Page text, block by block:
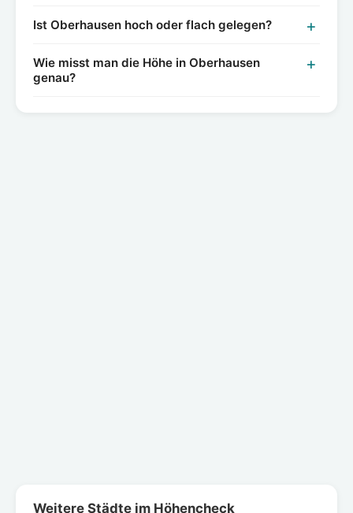
Ist Oberhausen hoch oder flach gelegen?
Wie misst man die Höhe in Oberhausen
genau?
Weitere Städte im Höhencheck